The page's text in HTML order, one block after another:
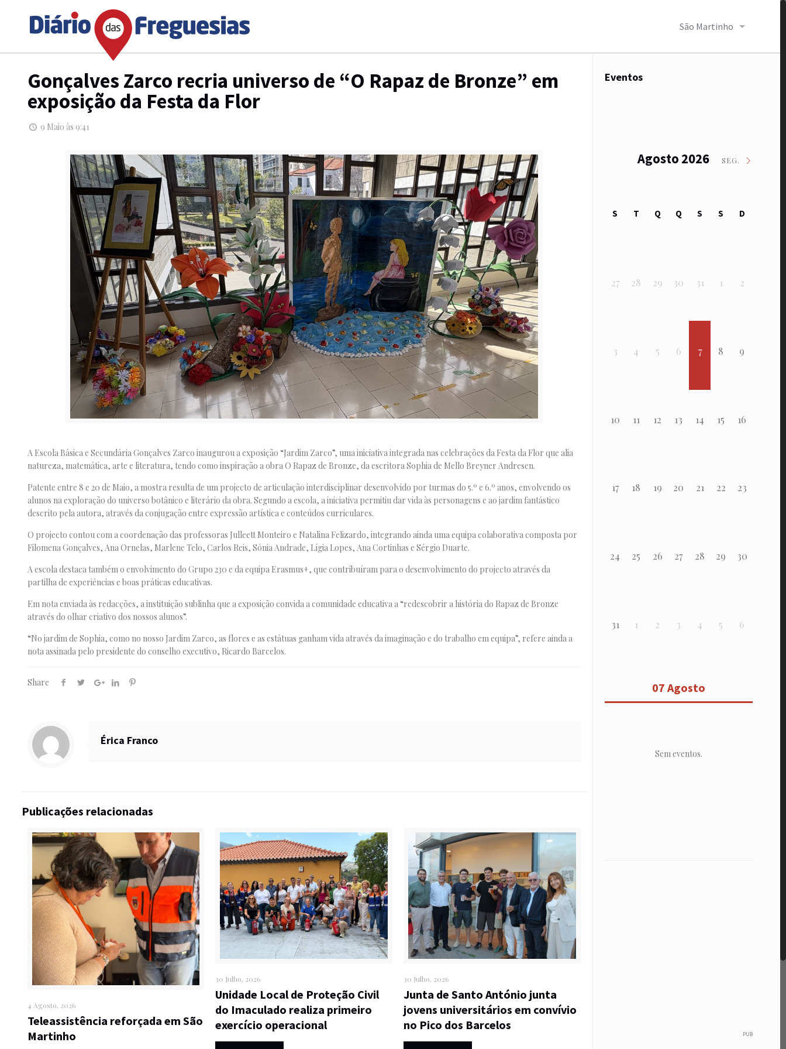
São Martinho
Gonçalves Zarco recria universo de “O Rapaz de Bronze” em
exposição da Festa da Flor
9 Maio às 9:41
A Escola Básica e Secundária Gonçalves Zarco inaugurou a exposição “Jardim Zarco”, uma iniciativa integrada nas celebrações da Festa da Flor que alia
natureza, matemática, arte e literatura, tendo como inspiração a obra O Rapaz de Bronze, da escritora Sophia de Mello Breyner Andresen.
Patente entre 8 e 20 de Maio, a mostra resulta de um projecto de articulação interdisciplinar desenvolvido por turmas do 5.º e 6.º anos, envolvendo os
alunos na exploração do universo botânico e literário da obra. Segundo a escola, a iniciativa permitiu dar vida às personagens e ao jardim fantástico
descrito pela autora, através da conjugação entre expressão artística e conteúdos curriculares.
O projecto contou com a coordenação das professoras Julleett Monteiro e Natalina Felizardo, integrando ainda uma equipa colaborativa composta por
Filomena Gonçalves, Ana Ornelas, Marlene Telo, Carlos Reis, Sónia Andrade, Lígia Lopes, Ana Cortinhas e Sérgio Duarte.
A escola destaca também o envolvimento do Grupo 230 e da equipa Erasmus+, que contribuíram para o desenvolvimento do projecto através da
partilha de experiências e boas práticas educativas.
Em nota enviada às redacções, a instituição sublinha que a exposição convida a comunidade educativa a “redescobrir a história do Rapaz de Bronze
através do olhar criativo dos nossos alunos”.
“No jardim de Sophia, como no nosso Jardim Zarco, as flores e as estátuas ganham vida através da imaginação e do trabalho em equipa”, refere ainda a
nota assinada pelo presidente do conselho executivo, Ricardo Barcelos.
Share
Érica Franco
Publicações relacionadas
4 Agosto, 2026
Teleassistência reforçada em São
Martinho
30 Julho, 2026
Unidade Local de Proteção Civil
do Imaculado realiza primeiro
exercício operacional
30 Julho, 2026
Junta de Santo António junta
jovens universitários em convívio
no Pico dos Barcelos
Eventos
Agosto 2026 SEG.
S T Q Q S S D
27 28 29 30 31 1 2
3 4 5 6 7 8 9
10 11 12 13 14 15 16
17 18 19 20 21 22 23
24 25 26 27 28 29 30
31 1 2 3 4 5 6
07 Agosto
Sem eventos.
PUB